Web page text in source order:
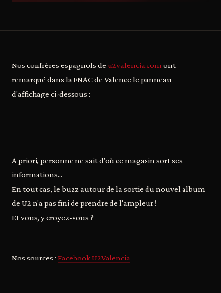
Nos confrères espagnols de u2valencia.com ont
remarqué dans la FNAC de Valence le panneau
d'affichage ci-dessous :
A priori, personne ne sait d'où ce magasin sort ses
informations...
En tout cas, le buzz autour de la sortie du nouvel album
de U2 n'a pas fini de prendre de l'ampleur !
Et vous, y croyez-vous ?
Nos sources : Facebook U2Valencia